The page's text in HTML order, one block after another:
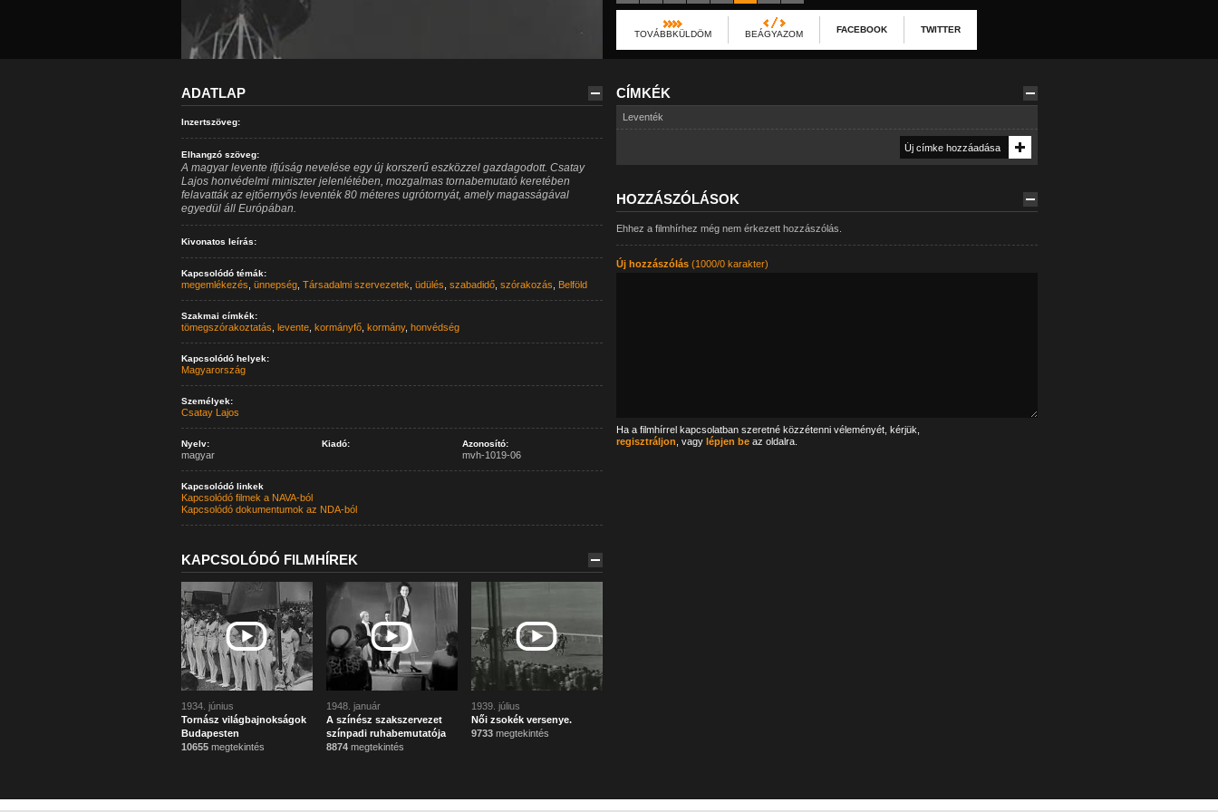
TOVÁBBKÜLDÖM BEÁGYAZOM FACEBOOK TWITTER
ADATLAP
Inzertszöveg:
Elhangzó szöveg:
A magyar levente ifjúság nevelése egy új korszerű eszközzel gazdagodott. Csatay
Lajos honvédelmi miniszter jelenlétében, mozgalmas tornabemutató keretében
felavatták az ejtőernyős leventék 80 méteres ugrótornyát, amely magasságával
egyedül áll Európában.
Kivonatos leírás:
Kapcsolódó témák:
megemlékezés ünnepség, Társadalmi szervezetek üdülés szabadidő, szórakozás Belföld
Szakmai címkék:
tömegszórakoztatás levente, kormányfő, kormány, honvédség
Kapcsolódó helyek:
Magyarország
Személyek:
Csatay Lajos
Nyelv:
magyar
Kiadó: Azonosító:
mvh-1019-06
Kapcsolódó linkek
Kapcsolódó filmek a NAVA-ból
Kapcsolódó dokumentumok az NDA-ból
KAPCSOLÓDÓ FILMHÍREK
1934. június
Tornász világbajnokságok
Budapesten
10655megtekintés
1948. január
A színész szakszervezet
színpadi ruhabemutatója
8874megtekintés
1939. július
Női zsokék versenye.
9733megtekintés
CÍMKÉK
Leventék
HOZZÁSZÓLÁSOK
Ehhez a filmhírhez még nem érkezett hozzászólás.
Új hozzászólás(1000/0 karakter)
Ha a filmhírrel kapcsolatban szeretné közzétenni véleményét, kérjük,
regisztráljon , vagy lépjen beaz oldalra.